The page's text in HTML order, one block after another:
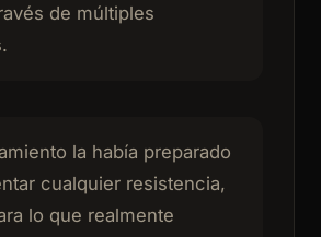
de múltiples
la había preparado
cualquier resistencia,
lo que realmente